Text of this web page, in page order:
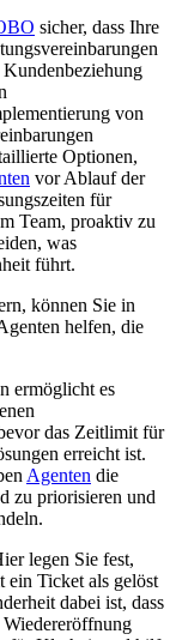
sicher, dass Ihre
von
Optionen,
vor Ablauf der
für
Team, proaktiv zu
was
führt.
können Sie in
helfen, die
ermöglicht es
das Zeitlimit für
erreicht ist.
Agenten die
zu priorisieren und
legen Sie fest,
ein Ticket als gelöst
dabei ist, dass
Wiedereröffnung